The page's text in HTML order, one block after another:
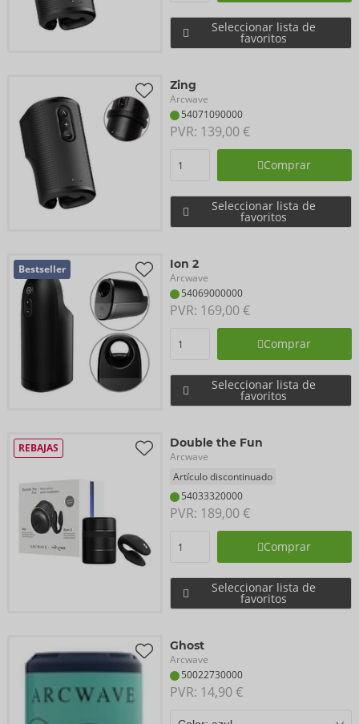
Seleccionar lista de
favoritos
Zing
Arcwave
54071090000
PVR: 139,00 €
Comprar
Seleccionar lista de
favoritos
Bestseller Ion 2
Arcwave
54069000000
PVR: 169,00 €
Comprar
Seleccionar lista de
favoritos
REBAJAS Double the Fun
Arcwave
Artículo discontinuado
54033320000
PVR: 189,00 €
Comprar
Seleccionar lista de
favoritos
Ghost
Arcwave
50022730000
PVR: 14,90 €